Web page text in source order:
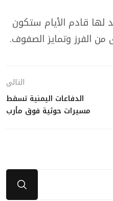
لها قادم الأيام ستكون
الفرز وتمايز الصفوف.
التالي
الدفاعات اليمنية تسقط
مسيرات حوثية فوق مأرب